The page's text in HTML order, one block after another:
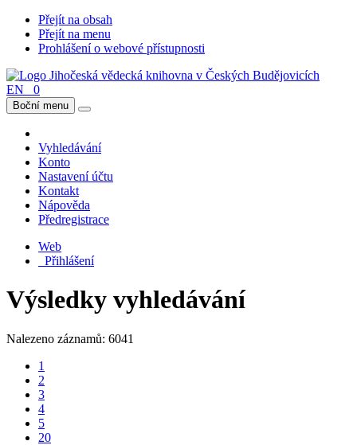
Přejít na obsah
Přejít na menu
Prohlášení o webové přístupnosti
EN 0
Boční menu
Vyhledávání
Konto
Nastavení účtu
Kontakt
Nápověda
Předregistrace
Web
Přihlášení
Výsledky vyhledávání
Nalezeno záznamů: 6041
1
2
3
4
5
20